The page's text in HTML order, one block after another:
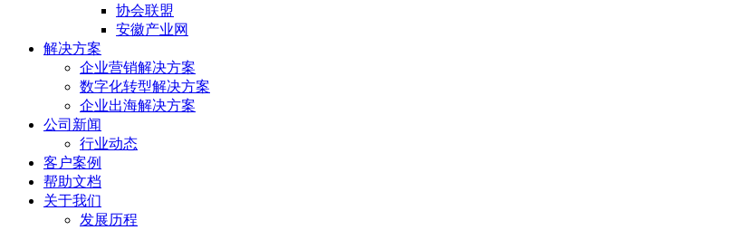
协会联盟
安徽产业网
解决方案
企业营销解决方案
数字化转型解决方案
企业出海解决方案
公司新闻
行业动态
客户案例
帮助文档
关于我们
发展历程